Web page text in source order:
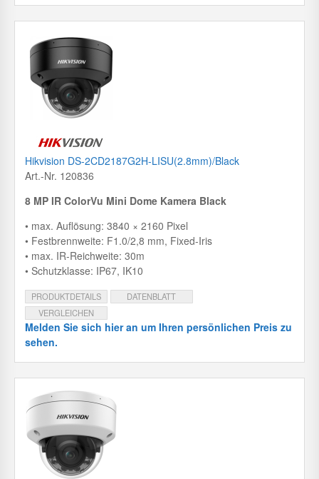
Hikvision DS-2CD2187G2H-LISU(2.8mm)/Black
Art.-Nr. 120836
8 MP IR ColorVu Mini Dome Kamera Black
• max. Auflösung: 3840 × 2160 Pixel
• Festbrennweite: F1.0/2,8 mm, Fixed-Iris
• max. IR-Reichweite: 30m
• Schutzklasse: IP67, IK10
PRODUKTDETAILS
DATENBLATT
VERGLEICHEN
Melden Sie sich hier an um Ihren persönlichen Preis zu
sehen.